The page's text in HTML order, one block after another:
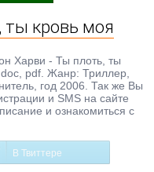
кровь моя
Харви - Ты плоть, ты
pdf. Жанр: Триллер,
год 2006. Так же Вы
и SMS на сайте
и ознакомиться с
В Твиттере